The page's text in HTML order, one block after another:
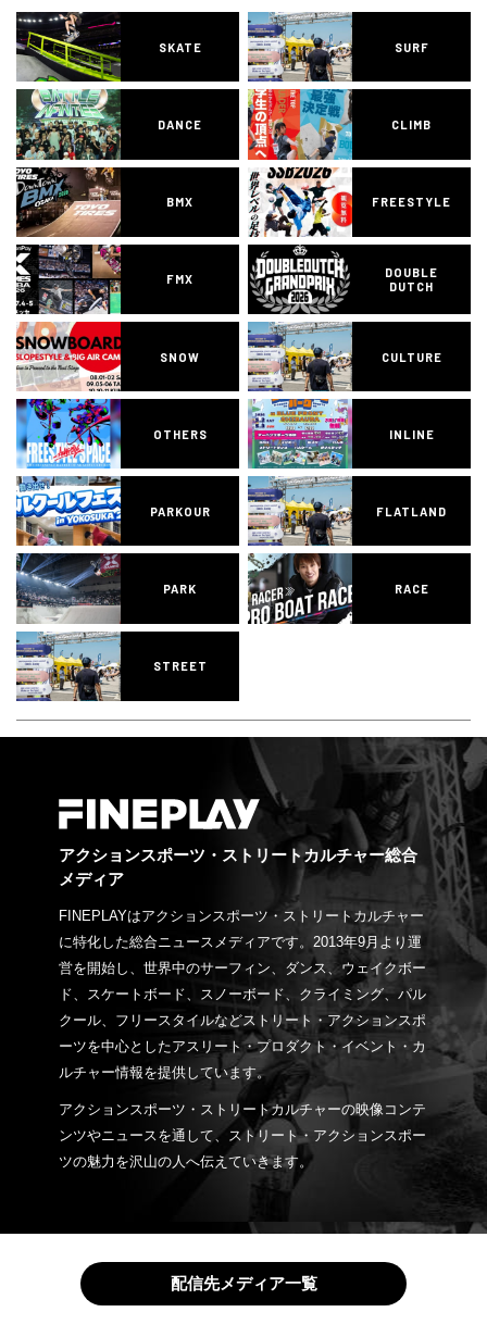
SKATE SURF
DANCE CLIMB
BMX FREESTYLE
FMX
DOUBLE
DUTCH
SNOW CULTURE
OTHERS INLINE
PARKOUR FLATLAND
PARK RACE
STREET
アクションスポーツ・ストリートカルチャー総合
メディア
FINEPLAYはアクションスポーツ・ストリートカルチャー
に特化した総合ニュースメディアです。2013年9月より運
営を開始し、世界中のサーフィン、ダンス、ウェイクボー
ド、スケートボード、スノーボード、クライミング、パル
クール、フリースタイルなどストリート・アクションスポ
ーツを中心としたアスリート・プロダクト・イベント・カ
ルチャー情報を提供しています。
アクションスポーツ・ストリートカルチャーの映像コンテ
ンツやニュースを通して、ストリート・アクションスポー
ツの魅力を沢山の人へ伝えていきます。
配信先メディア一覧